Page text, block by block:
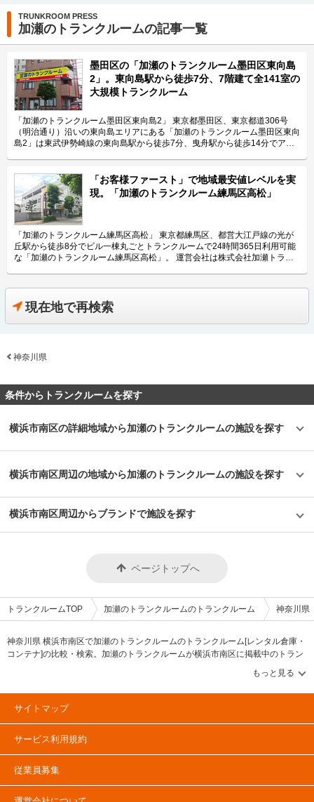
TRUNKROOM PRESS
加瀬のトランクルームの記事一覧
墨田区の「加瀬のトランクルーム墨田区東向島
2」。東向島駅から徒歩7分、7階建て全141室の
大規模トランクルーム
「加瀬のトランクルーム墨田区東向島2」 東京都墨田区、東京都道306号
（明治通り）沿いの東向島エリアにある「加瀬のトランクルーム墨田区東向
島2」は東武伊勢崎線の東向島駅から徒歩7分、曳舟駅から徒歩14分でアク
在）を運用する株式会社加瀬倉庫です。 今回は、株式会社加瀬倉庫が運営
している「加瀬のトランクルーム墨田区東向島2」の特長や利用用途などを
ご紹介致します。 「加瀬のトランクルーム墨田区東向島2」の特長を教えて
ください。 「加瀬のトランクルーム墨田区東向島2」は7階建てのビル一棟
をトランクルーム専用施設として、141室を運営中の大規模トランクルーム
です。全141室のトランクルームには、0.3帖から4.6帖まで全28種類のサイ
ズタイプが用意されておりますので、お客様のご予算やニーズに合ったお部
屋をご利用頂けます。お客様満足度の向上のために、設備や安全面にもこだ
ける施設となっています。「加瀬のトランクルーム墨田区東向島2」には専
用駐車場がございますので、遠方のお客様でもお気軽にご利用頂けます。
主にどんな方がご利用されているのでしょうか？ 周辺にお住いのお客様に
多く利用頂いております。「加瀬のトランクルーム墨田区東向島2」の周辺
明治通りに面しており、専用の駐車場も完備しているので車でお越しのお客
に24時間安心して荷物を保管頂けるように、万全なセキュリティ体制を整
えています。建物への入室には専用の鍵が必要となるほか、各部屋にも鍵を
セキュリティ体制を採用しておりますので、お客様の大切な荷物の保管にも
適しています。 費用や契約について教えてください。 月額4,400円～
既存顧客のデータを分析した価格設定を行っています。初期費用は、ご契約
月が無料となっており、翌月分の使用料と事務手数料（月額使用料の1ヶ月
どもございますので、LIFULLトランクルームから電話やメールにてお気軽
ングと合わせて、お客様の期待を超えるべく緻密に価格の計算をする。設備
お客様に還元する。これらの姿勢を徹底することで、自社の製品力を高めな
がら同社のトランクルームは同じエリアの中でも、リーズナブルな価格で提
入時には運搬サービス、撤退時には処分など、お客様のご要望に応じて対応
できるサービスまで提供している。知人が首都圏でトランクルームの利用を
検討している場合には、株式会社加瀬倉庫のトランクルームの利用を勧めよ
「お客様ファースト」で地域最安値レベルを実
現。「加瀬のトランクルーム練馬区高松」
「加瀬のトランクルーム練馬区高松」 東京都練馬区、都営大江戸線の光が
丘駅から徒歩8分でビル一棟丸ごとトランクルームで24時間365日利用可能
な「加瀬のトランクルーム練馬区高松」。 運営会社は株式会社加瀬トラン
回は、株式会社加瀬トランクサービスが運営している「加瀬のトランクルー
ム練馬区高松」の特徴や利用用途の傾向、会社の想いなどをご紹介します。
加瀬のトランクルーム練馬区高松の特徴を教えてください。 加瀬のトラン
クルーム練馬区高松はビル一棟丸ごとトランクルームで24時間365日利用可
オープンしています。そのため、スモールサイズから4帖以上の大きめの部
フォーマンスと、充実したセキュリティ対策で、安心してお客様の大切な荷
物をお預かりします。 主にどんな方がご利用されているのでしょうか？ 都
が立ち並んでいるエリアです。そのため、30代後半～50代のファミリー層
ームです。交通量の多い幹線道路（笹目通り）から一本入った立地で、専用
ュリティや安全面について教えてください。 新耐震基準をクリアし、24時
間365日機械警備を導入し万全のセキュリティ体制を整えています。空調・
て、解約もしやすい、お客様ファーストを考えた契約フローになっていま
使用期間の縛りを無くしてキャンペーンを適用しています。月額の費用感も
帯を参考にしていますか？」という質問に対し、同社の代表の木村氏はこう
答える。「他社はあまり参考にしていない。自社の物件でお客様にご成約い
価格で提供できる」と。結果、自社の製品力を高めながら同社のトランクル
ームは同じエリアの中でも、約2割ほど安い価格で提供できているのだと言
たトランクルームやコンビニやランドリー併設店舗などを作りたい」「セキ
ードではない方法で解錠できる仕組みの導入）」など、お客様や時代の流れ
にあったアイデアや企画をいろいろと聞くことができた。若い会社だからこ
現在地で再検索
神奈川県
条件からトランクルームを探す
横浜市南区の詳細地域から加瀬のトランクルームの施設を探す
横浜市南区周辺の地域から加瀬のトランクルームの施設を探す
横浜市南区周辺からブランドで施設を探す
ページトップへ
トランクルームTOP 加瀬のトランクルームのトランクルーム 神奈川県
神奈川県 横浜市南区で加瀬のトランクルームのトランクルーム[レンタル倉庫・
コンテナ]の比較・検索。加瀬のトランクルームが横浜市南区に掲載中のトラン
地域から探して、広さ・料金[賃料]・セキュリティ・空調完備・24時間出し入れ
可能などの希望条件で絞込み！豊富な物件数から様々な方法でご希望の収納ス
ペースを簡単に探せるトランクルーム情報サイトです。加瀬のトランクルーム
サイトマップ
サービス利用規約
従業員募集